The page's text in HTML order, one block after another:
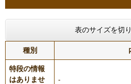
表のサイズを切
種別
特段の情報
はありませ
-